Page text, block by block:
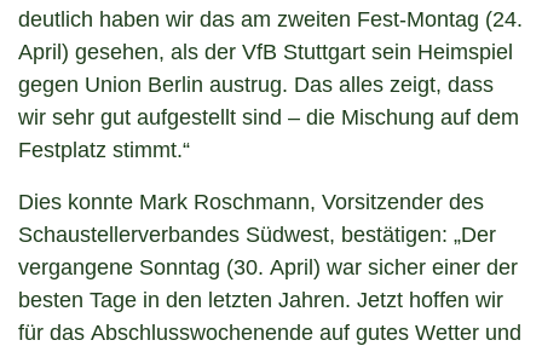
deutlich haben wir das am zweiten Fest-Montag (24.
April) gesehen, als der VfB Stuttgart sein Heimspiel
gegen Union Berlin austrug. Das alles zeigt, dass
wir sehr gut aufgestellt sind – die Mischung auf dem
Festplatz stimmt.“
Dies konnte Mark Roschmann, Vorsitzender des
Schaustellerverbandes Südwest, bestätigen: „Der
vergangene Sonntag (30. April) war sicher einer der
besten Tage in den letzten Jahren. Jetzt hoffen wir
für das Abschlusswochenende auf gutes Wetter und